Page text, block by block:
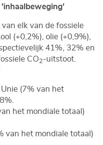
van elk van de fossiele
(+0,2%), olie (+0,9%),
41%, 32% en
CO2-uitstoot.
(7% van het
het mondiale totaal)
van het mondiale totaal)